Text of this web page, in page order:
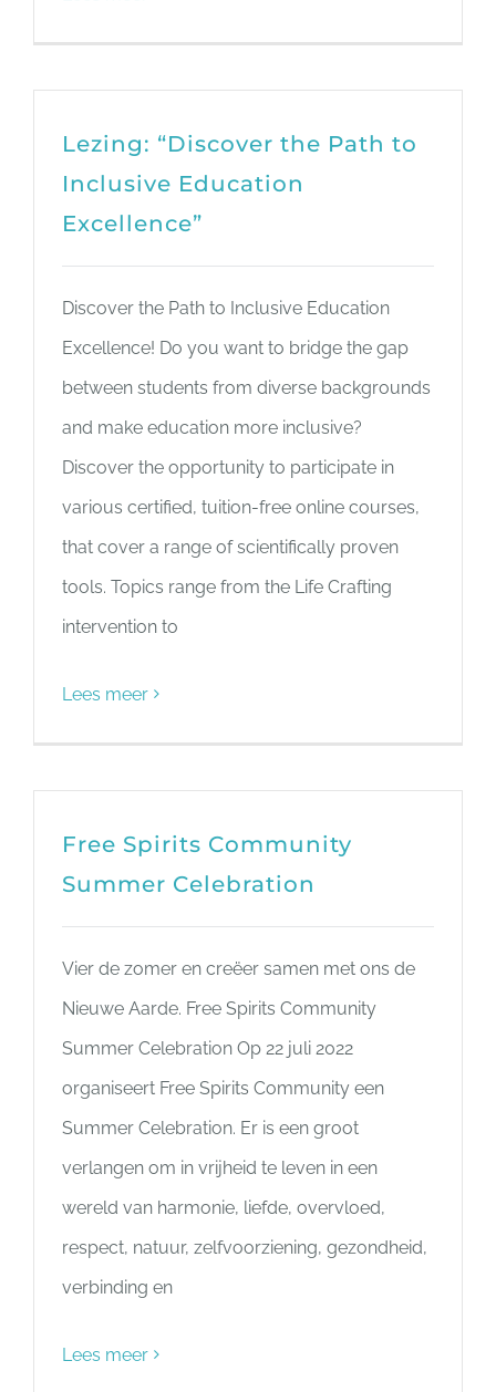
Lezing: “Discover the Path to
Inclusive Education
Excellence”
Discover the Path to Inclusive Education
Excellence! Do you want to bridge the gap
between students from diverse backgrounds
and make education more inclusive?
Discover the opportunity to participate in
various certified, tuition-free online courses,
that cover a range of scientifically proven
tools. Topics range from the Life Crafting
intervention to
Lees meer
Free Spirits Community
Summer Celebration
Vier de zomer en creëer samen met ons de
Nieuwe Aarde. Free Spirits Community
Summer Celebration Op 22 juli 2022
organiseert Free Spirits Community een
Summer Celebration. Er is een groot
verlangen om in vrijheid te leven in een
wereld van harmonie, liefde, overvloed,
respect, natuur, zelfvoorziening, gezondheid,
verbinding en
Lees meer